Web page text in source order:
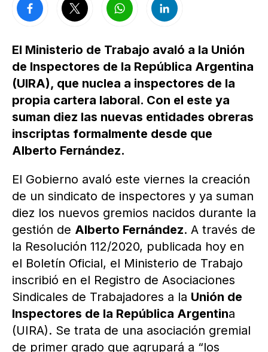
El Ministerio de Trabajo avaló a la Unión
de Inspectores de la República Argentina
(UIRA), que nuclea a inspectores de la
propia cartera laboral. Con el este ya
suman diez las nuevas entidades obreras
inscriptas formalmente desde que
Alberto Fernández.
El Gobierno avaló este viernes la creación
de un sindicato de inspectores y ya suman
diez los nuevos gremios nacidos durante la
gestión de Alberto Fernández. A través de
la Resolución 112/2020, publicada hoy en
el Boletín Oficial, el Ministerio de Trabajo
inscribió en el Registro de Asociaciones
Sindicales de Trabajadores a la Unión de
Inspectores de la República Argentina
(UIRA). Se trata de una asociación gremial
de primer grado que agrupará a “los